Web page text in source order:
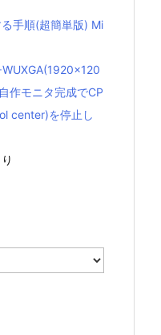
手順(超簡単版) Mi
自作モニタ完成でCP
center)を停止し